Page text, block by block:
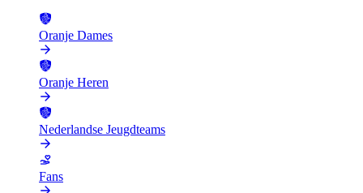
Oranje Dames
Oranje Heren
Nederlandse Jeugdteams
Fans